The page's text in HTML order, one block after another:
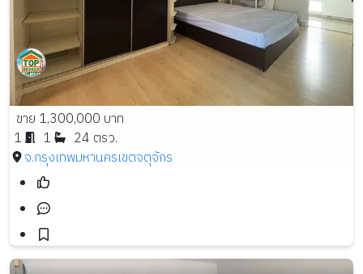
ขาย 1,300,000 บาท
1
1
24 ตรว.
จ.กรุงเทพมหานครเขตจตุจักร